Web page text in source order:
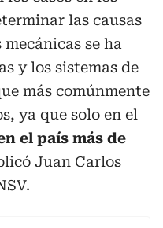
las causas
se ha
y los sistemas de
más comúnmente
ya que solo en el
el país más de
Juan Carlos